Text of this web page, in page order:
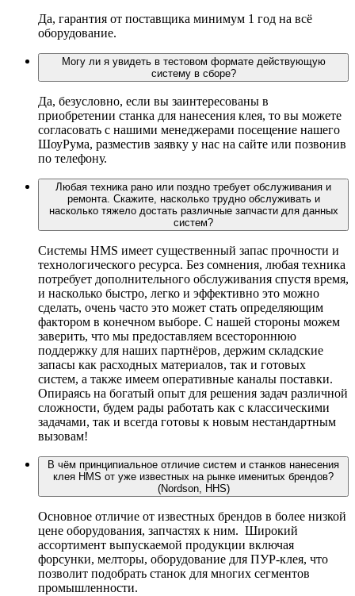
Да, гарантия от поставщика минимум 1 год на всё
оборудование.
Могу ли я увидеть в тестовом формате действующую
систему в сборе?
Да, безусловно, если вы заинтересованы в
приобретении станка для нанесения клея, то вы можете
согласовать с нашими менеджерами посещение нашего
ШоуРума, разместив заявку у нас на сайте или позвонив
по телефону.
Любая техника рано или поздно требует обслуживания и
ремонта. Скажите, насколько трудно обслуживать и
насколько тяжело достать различные запчасти для данных
систем?
Системы HMS имеет существенный запас прочности и
технологического ресурса. Без сомнения, любая техника
потребует дополнительного обслуживания спустя время,
и насколько быстро, легко и эффективно это можно
сделать, очень часто это может стать определяющим
фактором в конечном выборе. С нашей стороны можем
заверить, что мы предоставляем всестороннюю
поддержку для наших партнёров, держим складские
запасы как расходных материалов, так и готовых
систем, а также имеем оперативные каналы поставки.
Опираясь на богатый опыт для решения задач различной
сложности, будем рады работать как с классическими
задачами, так и всегда готовы к новым нестандартным
вызовам!
В чём принципиальное отличие систем и станков нанесения
клея HMS от уже известных на рынке именитых брендов?
(Nordson, HHS)
Основное отличие от известных брендов в более низкой
цене оборудования, запчастях к ним. Широкий
ассортимент выпускаемой продукции включая
форсунки, мелторы, оборудование для ПУР-клея, что
позволит подобрать станок для многих сегментов
промышленности.